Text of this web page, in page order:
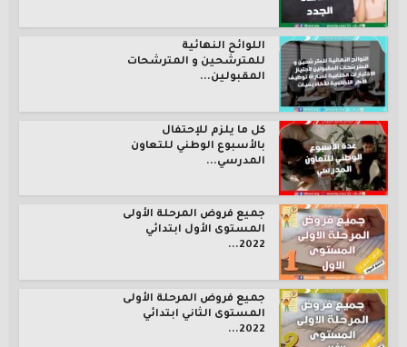
اللوائح النهائية
للمترشحين و المترشحات
المقبولين...
كل ما يلزم للإحتفال
بالأسبوع الوطني للتعاون
المدرسي...
جميع فروض المرحلة الأولى
المستوى الأول ابتدائي
2022...
جميع فروض المرحلة الأولى
المستوى الثاني ابتدائي
2022...